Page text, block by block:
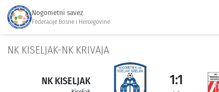
Nogometni savez
Federacije Bosne i Hercegovine
NK KISELJAK-NK KRIVAJA
NK KISELJAK 1:1